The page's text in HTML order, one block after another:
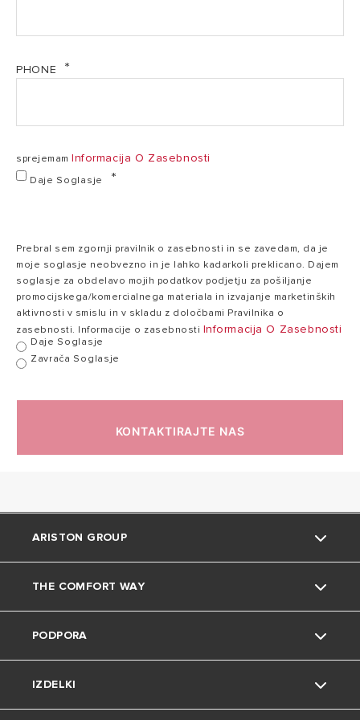
Standardna
/
CO2
ZNAČILNOSTI
TEŽA IN DIMENZIJE
ALYS R32 TRIAL C
80
PHONE
sprejemam Informacija O Zasebnosti
Daje Soglasje
Prebral sem zgornji pravilnik o zasebnosti in se zavedam, da je
moje soglasje neobvezno in je lahko kadarkoli preklicano. Dajem
soglasje za obdelavo mojih podatkov podjetju za pošiljanje
promocijskega/komercialnega materiala in izvajanje marketinških
aktivnosti v smislu in v skladu z določbami Pravilnika o
zasebnosti. Informacije o zasebnosti Informacija O Zasebnosti
Daje Soglasje
Zavrača Soglasje
KONTAKTIRAJTE NAS
ARISTON GROUP
Blagovna znamka Ariston
Skupina
Zaposlitev
THE COMFORT WAY
Namigi in triki
Dom in prosti čas
PODPORA
Kontakt
IZDELKI